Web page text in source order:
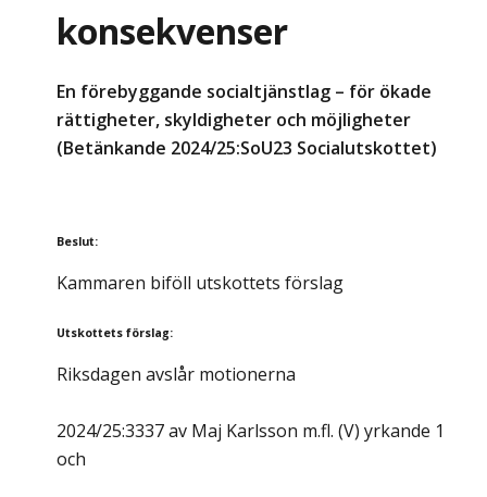
konsekvenser
En förebyggande socialtjänstlag – för ökade
rättigheter, skyldigheter och möjligheter
(Betänkande 2024/25:SoU23 Socialutskottet)
Beslut:
Kammaren biföll utskottets förslag
Utskottets förslag:
Riksdagen avslår motionerna
2024/25:3337 av Maj Karlsson m.fl. (V) yrkande 1
och